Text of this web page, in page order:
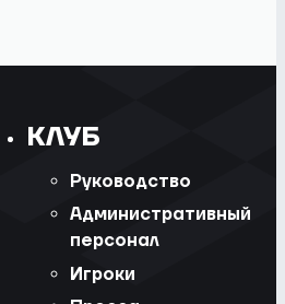
КЛУБ
Руководство
Административный
персонал
Игроки